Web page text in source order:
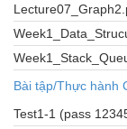
Bài tập/Thực hành
Test1-1 (pass